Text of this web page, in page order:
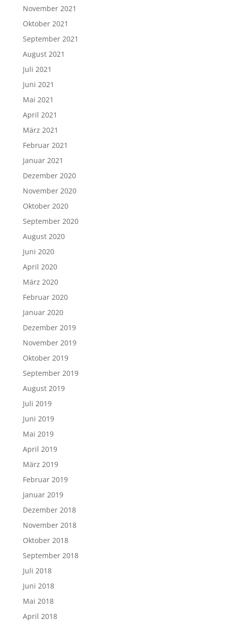
November 2021
Oktober 2021
September 2021
August 2021
Juli 2021
Juni 2021
Mai 2021
April 2021
März 2021
Februar 2021
Januar 2021
Dezember 2020
November 2020
Oktober 2020
September 2020
August 2020
Juni 2020
April 2020
März 2020
Februar 2020
Januar 2020
Dezember 2019
November 2019
Oktober 2019
September 2019
August 2019
Juli 2019
Juni 2019
Mai 2019
April 2019
März 2019
Februar 2019
Januar 2019
Dezember 2018
November 2018
Oktober 2018
September 2018
Juli 2018
Juni 2018
Mai 2018
April 2018